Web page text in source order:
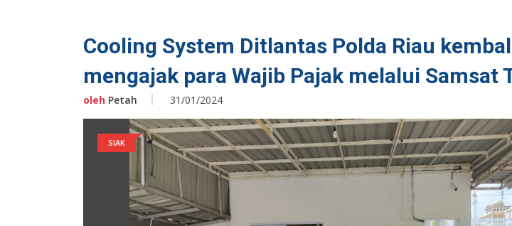
Cooling System Ditlantas Polda Riau
mengajak para Wajib Pajak melalui Samsat
oleh Petah 31/01/2024
SIAK